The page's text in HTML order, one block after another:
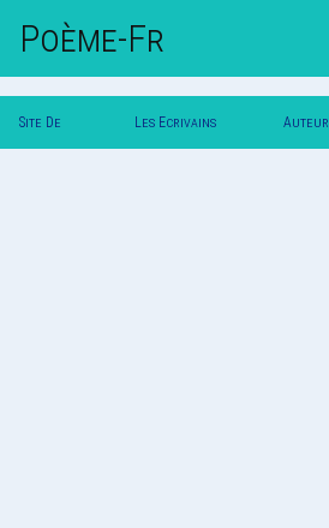
Poème-Fr
Site De Les Ecrivains Auteur